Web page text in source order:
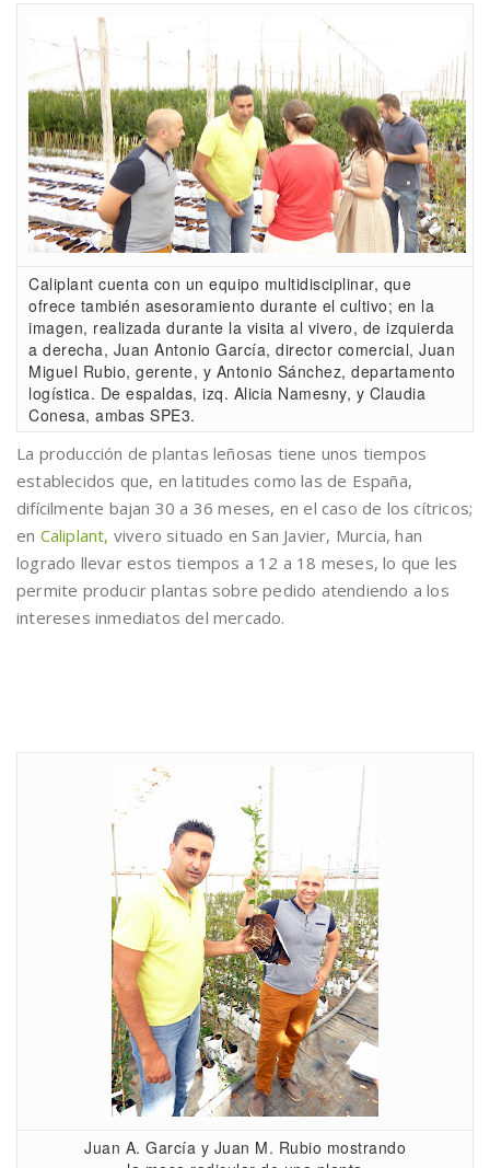
Caliplant cuenta con un equipo multidisciplinar, que
ofrece también asesoramiento durante el cultivo; en la
imagen, realizada durante la visita al vivero, de izquierda
a derecha, Juan Antonio García, director comercial, Juan
Miguel Rubio, gerente, y Antonio Sánchez, departamento
logística. De espaldas, izq. Alicia Namesny, y Claudia
Conesa, ambas SPE3.
La producción de plantas leñosas tiene unos tiempos
establecidos que, en latitudes como las de España,
difícilmente bajan 30 a 36 meses, en el caso de los cítricos;
en Caliplant, vivero situado en San Javier, Murcia, han
logrado llevar estos tiempos a 12 a 18 meses, lo que les
permite producir plantas sobre pedido atendiendo a los
intereses inmediatos del mercado.
Juan A. García y Juan M. Rubio mostrando